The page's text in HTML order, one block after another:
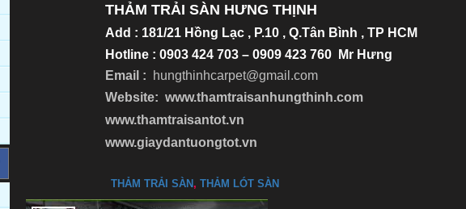
THẢM TRẢI SÀN HƯNG THỊNH
Add : 181/21 Hồng Lạc , P.10 , Q.Tân Bình , TP HCM
Hotline : 0903 424 703 – 0909 423 760 Mr Hưng
Email :
hungthinhcarpet@gmail.com
Website: www.thamtraisanhungthinh.com
www.thamtraisantot.vn
www.giaydantuongtot.vn
THẢM TRẢI SÀN , THẢM LÓT SÀN